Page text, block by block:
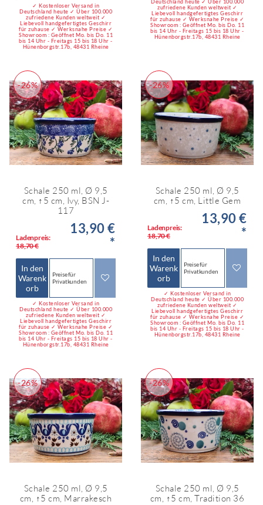
✓ Kostenloser Versand in
Deutschland heute ✓ Über 100.000
zufriedene Kunden weltweit ✓
Liebevoll handgefertigtes Geschirr
für zuhause ✓ Werksnahe Preise ✓
Showroom : Geöffnet Mo. bis Do. 11
bis 14 Uhr - Freitags 15 bis 18 Uhr -
Hünenborgstr.17b, 48431 Rheine
zufriedene Kunden weltweit ✓
Liebevoll handgefertigtes Geschirr
für zuhause ✓ Werksnahe Preise ✓
Showroom : Geöffnet Mo. bis Do. 11
bis 14 Uhr - Freitags 15 bis 18 Uhr -
Hünenborgstr.17b, 48431 Rheine
-26%
Schale 250 ml, Ø 9,5
cm, ↑5 cm, Ivy, BSN J-
117
Ladenpreis:
18,70 €
13,90 €
*
In den
Warenk
orb
Preise für
Privatkunden
✓ Kostenloser Versand in
Deutschland heute ✓ Über 100.000
zufriedene Kunden weltweit ✓
Liebevoll handgefertigtes Geschirr
für zuhause ✓ Werksnahe Preise ✓
Showroom : Geöffnet Mo. bis Do. 11
bis 14 Uhr - Freitags 15 bis 18 Uhr -
Hünenborgstr.17b, 48431 Rheine
-26%
Schale 250 ml, Ø 9,5
cm, ↑5 cm, Little Gem
Ladenpreis:
18,70 €
13,90 €
*
In den
Warenk
orb
Preise für
Privatkunden
✓ Kostenloser Versand in
Deutschland heute ✓ Über 100.000
zufriedene Kunden weltweit ✓
Liebevoll handgefertigtes Geschirr
für zuhause ✓ Werksnahe Preise ✓
Showroom : Geöffnet Mo. bis Do. 11
bis 14 Uhr - Freitags 15 bis 18 Uhr -
Hünenborgstr.17b, 48431 Rheine
-26%
Schale 250 ml, Ø 9,5
cm, ↑5 cm, Marrakesch
-26%
Schale 250 ml, Ø 9,5
cm, ↑5 cm, Tradition 36